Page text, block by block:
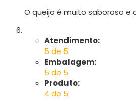
O queijo é muito saboroso e
Atendimento:
5 de 5
Embalagem:
5 de 5
Produto:
4 de 5